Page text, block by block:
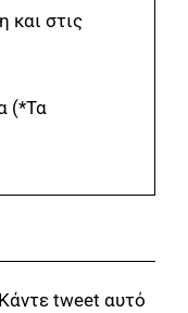
και στις
(*Τα
Κάντε tweet αυτό